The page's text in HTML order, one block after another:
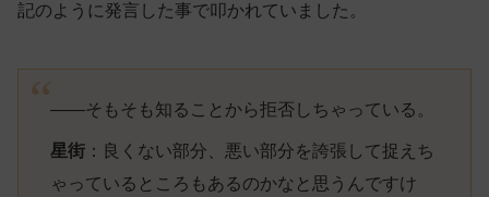
記のように発言した事で叩かれていました。
――そもそも知ることから拒否しちゃっている。
星街：良くない部分、悪い部分を誇張して捉えち
ゃっているところもあるのかなと思うんですけ